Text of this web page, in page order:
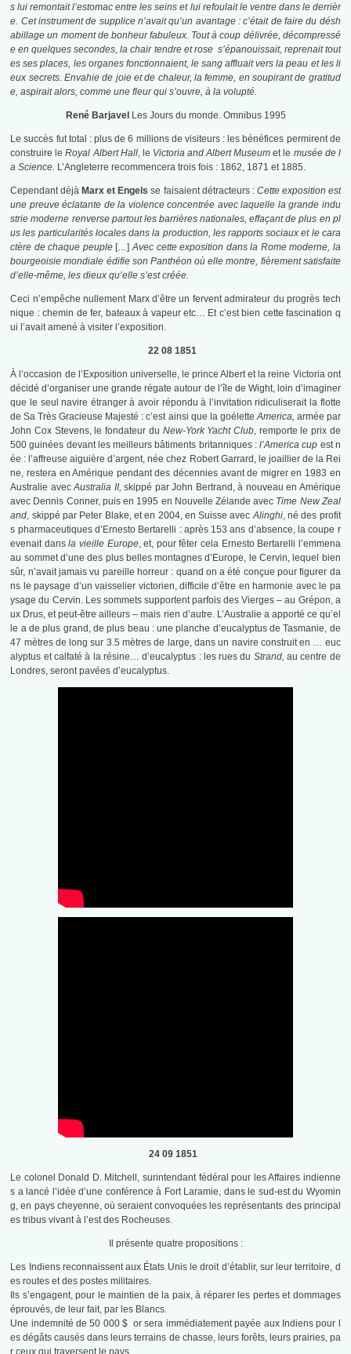
s lui remontait l’estomac entre les seins et lui refoulait le ventre dans le derrièr
e. Cet instrument de supplice n’avait qu’un avantage : c’était de faire du désh
abillage un moment de bonheur fabuleux. Tout à coup délivrée, décompressé
e en quelques secondes, la chair tendre et rose s’épanouissait, reprenait tout
es ses places, les organes fonctionnaient, le sang affluait vers la peau et les li
eux secrets. Envahie de joie et de chaleur, la femme, en soupirant de gratitud
e, aspirait alors, comme une fleur qui s’ouvre, à la volupté.
René Barjavel Les Jours du monde. Omnibus 1995
Le succès fut total : plus de 6 millions de visiteurs : les bénéfices permirent de
construire leRoyal Albert Hall, le Victoria and Albert Museum et le musée de l
a Science. L’Angleterre recommencera trois fois : 1862, 1871 et 1885.
Cependant déjà Marx et Engels se faisaient détracteurs : Cette exposition est
une preuve éclatante de la violence concentrée avec laquelle la grande indu
strie moderne renverse partout les barrières nationales, effaçant de plus en pl
us les particularités locales dans la production, les rapports sociaux et le cara
ctère de chaque peuple[…]Avec cette exposition dans la Rome moderne, la
bourgeoisie mondiale édifie son Panthéon où elle montre, fièrement satisfaite
d’elle-même, les dieux qu’elle s’est créée.
Ceci n’empêche nullement Marx d’être un fervent admirateur du progrès tech
nique : chemin de fer, bateaux à vapeur etc… Et c’est bien cette fascination q
ui l’avait amené à visiter l’exposition.
22 08 1851
À l’occasion de l’Exposition universelle, le prince Albert et la reine Victoria ont
décidé d’organiser une grande régate autour de l’île de Wight, loin d’imaginer
que le seul navire étranger à avoir répondu à l’invitation ridiculiserait la flotte
de Sa Très Gracieuse Majesté : c’est ainsi que la goéletteAmerica, armée par
John Cox Stevens, le fondateur du New-York Yacht Club, remporte le prix de
500 guinées devant les meilleurs bâtiments britanniques :l’America cup est n
ée : l’affreuse aiguière d’argent, née chez Robert Garrard, le joaillier de la Rei
ne, restera en Amérique pendant des décennies avant de migrer en 1983 en
Australie avecAustralia II, skippé par John Bertrand, à nouveau en Amérique
avec Dennis Conner, puis en 1995 en Nouvelle Zélande avec Time New Zeal
and, skippé par Peter Blake, et en 2004, en Suisse avecAlinghi, né des profit
s pharmaceutiques d’Ernesto Bertarelli : après 153 ans d’absence, la coupe r
evenait dansla vieille Europe, et, pour fêter cela Ernesto Bertarelli l’emmena
au sommet d’une des plus belles montagnes d’Europe, le Cervin, lequel bien
sûr, n’avait jamais vu pareille horreur : quand on a été conçue pour figurer da
ns le paysage d’un vaisselier victorien, difficile d’être en harmonie avec le pa
ysage du Cervin. Les sommets supportent parfois des Vierges – au Grépon, a
ux Drus, et peut-être ailleurs – mais rien d’autre. L’Australie a apporté ce qu’el
le a de plus grand, de plus beau : une planche d’eucalyptus de Tasmanie, de
47 mètres de long sur 3.5 mètres de large, dans un navire construit en … euc
alyptus et calfaté à la résine… d’eucalyptus : les rues du Strand,au centre de
Londres, seront pavées d’eucalyptus.
24 09 1851
Le colonel Donald D. Mitchell, surintendant fédéral pour les Affaires indienne
s a lancé l’idée d’une conférence à Fort Laramie, dans le sud-est du Wyomin
g, en pays cheyenne, où seraient convoquées les représentants des principal
es tribus vivant à l’est des Rocheuses.
Il présente quatre propositions :
Les Indiens reconnaissent aux États Unis le droit d’établir, sur leur territoire, d
es routes et des postes militaires.
Ils s’engagent, pour le maintien de la paix, à réparer les pertes et dommages
éprouvés, de leur fait, par les Blancs.
Une indemnité de 50 000 $ or sera immédiatement payée aux Indiens pour l
es dégâts causés dans leurs terrains de chasse, leurs forêts, leurs prairies, pa
r ceux qui traversent le pays.